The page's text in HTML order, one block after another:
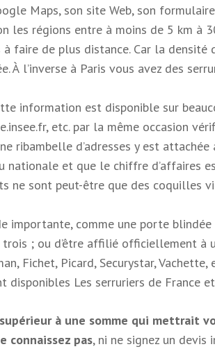
Maps, son site Web, son
les régions entre à moins de 5 km à
faire de plus distance. Car la
À l’inverse à Paris vous avez des
information est disponible sur
etc. par la même occasion
ribambelle d’adresses y est
nationale et que le chiffre d’affaires
ne sont peut-être que des coquilles
importante, comme une porte
trois ; ou d’être affilié officiellement à
Fichet, Picard, Securystar,
disponibles Les serruriers de France
à une somme qui mettrait
connaissez pas, ni ne signez un devis